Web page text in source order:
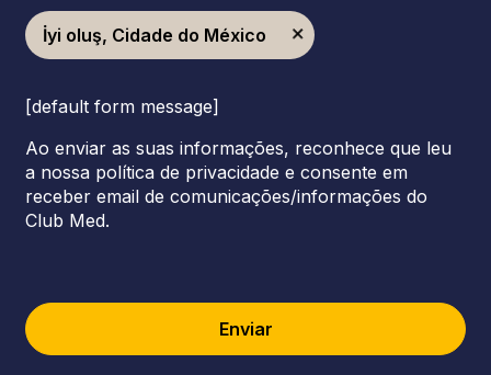
İyi oluş, Cidade do México
[default form message]
Ao enviar as suas informações, reconhece que leu
a nossa política de privacidade e consente em
receber email de comunicações/informações do
Club Med.
Enviar